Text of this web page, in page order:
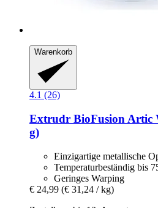
Warenkorb
4.1 (26)
Extrudr BioFusion Artic
g)
Einzigartige metallische
Temperaturbeständig bis
Geringes Warping
€ 24,99 (€ 31,24 / kg)